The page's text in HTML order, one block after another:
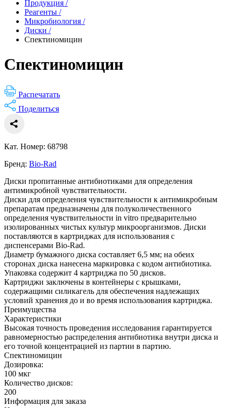
Продукция /
Реагенты /
Микробиология /
Диски /
Спектиномицин
Спектиномицин
Распечатать
Поделиться
Кат. Номер: 68798
Бренд: Bio-Rad
Диски пропитанные антибиотиками для определения
антимикробной чувствительности.
Диски для определения чувствительности к антимикробным
препаратам предназначены для полуколичественного
определения чувствительности in vitro предварительно
изолированных чистых культур микроорганизмов. Диски
поставляются в картриджах для использования с
диспенсерами Bio-Rad.
Диаметр бумажного диска составляет 6,5 мм; на обеих
сторонах диска нанесена маркировка с кодом антибиотика.
Упаковка содержит 4 картриджа по 50 дисков.
Картриджи заключены в контейнеры с крышками,
содержащими силикагель для обеспечения надлежащих
условий хранения до и во время использования картриджа.
Преимущества
Характеристики
Высокая точность проведения исследования гарантируется
равномерностью распределения антибиотика внутри диска и
его точной концентрацией из партии в партию.
Спектиномицин
Дозировка:
100 мкг
Количество дисков:
200
Информация для заказа